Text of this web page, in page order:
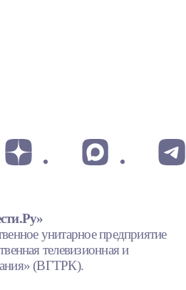
унитарное предприятие
телевизионная и
(ВГТРК).